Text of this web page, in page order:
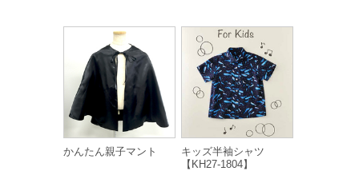
かんたん親子マント
キッズ半袖シャツ
【KH27-1804】